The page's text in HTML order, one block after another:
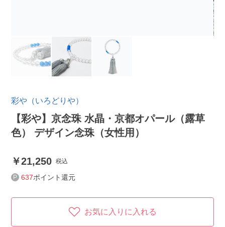
彩や（いろどりや）
【彩や】京念珠 水晶・京都オパール（露草
色） デザイン念珠（女性用）
21,250 税込
637ポイント還元
お気に入りに入れる